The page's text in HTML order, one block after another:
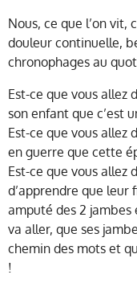
Nous, ce que l’on vit,
douleur continuelle,
chronophages au
Est-ce que vous allez
son enfant que c’est
Est-ce que vous allez
en guerre que cette
Est-ce que vous allez
d’apprendre que leur
amputé des 2 jambes
va aller, que ses
chemin des mots et
!